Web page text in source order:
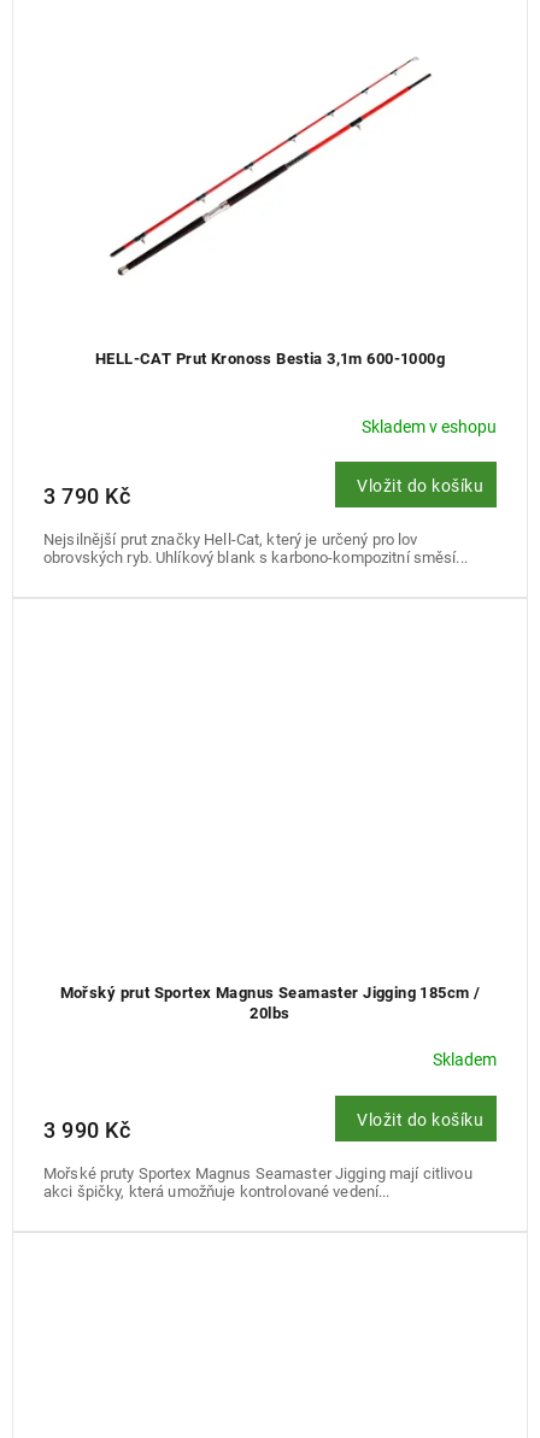
HELL-CAT Prut Kronoss Bestia 3,1m 600-1000g
Skladem v eshopu
3 790 Kč Vložit do košíku
Nejsilnější prut značky Hell-Cat, který je určený pro lov
obrovských ryb. Uhlíkový blank s karbono-kompozitní směsí...
Mořský prut Sportex Magnus Seamaster Jigging 185cm /
20lbs
Skladem
3 990 Kč Vložit do košíku
Mořské pruty Sportex Magnus Seamaster Jigging mají citlivou
akci špičky, která umožňuje kontrolované vedení...